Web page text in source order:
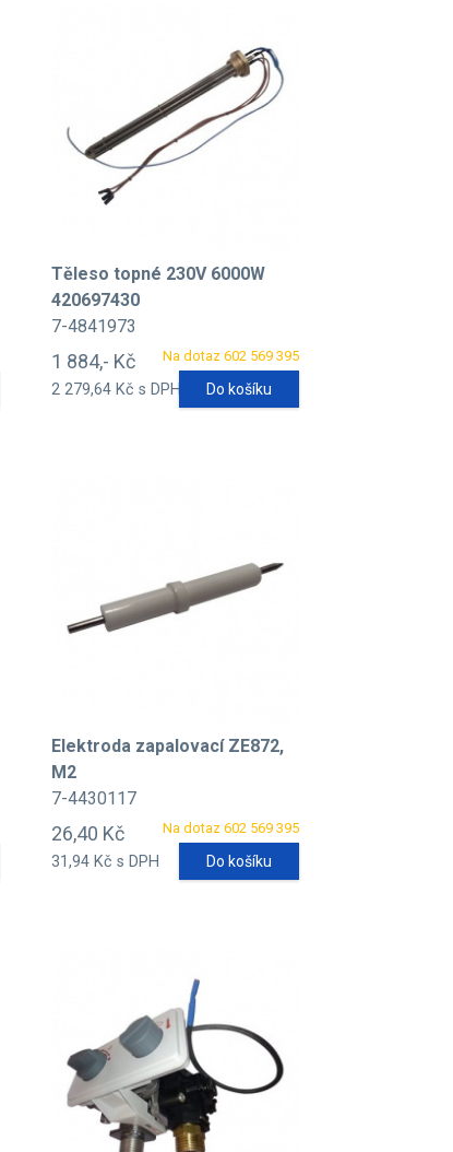
Těleso topné 230V 6000W
420697430
7-4841973
Na dotaz 602 569 395
1 884,- Kč
2 279,64 Kč s DPH Do košíku
Elektroda zapalovací ZE872,
M2
7-4430117
Na dotaz 602 569 395
26,40 Kč
31,94 Kč s DPH Do košíku